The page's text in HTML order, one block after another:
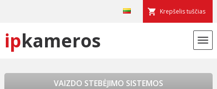
Krepšelis tuščias
ipkameros
VAIZDO STEBĖJIMO SISTEMOS